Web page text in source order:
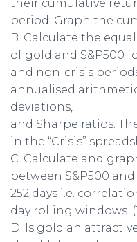
their cumulative
period. Graph the
B. Calculate the
of gold and S&P500
and non-crisis
annualised
deviations,
and Sharpe ratios.
in the “Crisis”
C. Calculate and
between S&P500
252 days i.e.
day rolling windows.
D. Is gold an